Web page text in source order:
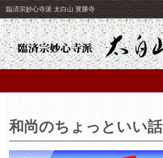
臨済宗妙心寺派 太白山 寳勝寺
和尚のちょっといい話